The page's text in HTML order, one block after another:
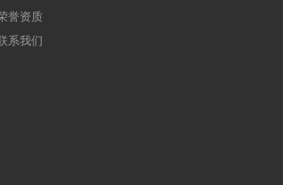
誉资质
系我们